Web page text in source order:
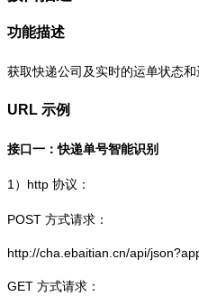
功能描述
获取快递公司及实时的运单状态和
URL 示例
接口一：快递单号智能识别
1） http 协议：
POST 方式请求：
http://cha.ebaitian.cn/api/
GET 方式请求：